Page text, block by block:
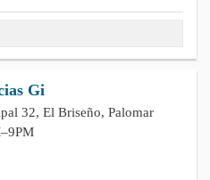
Gi
32, El Briseño, Palomar